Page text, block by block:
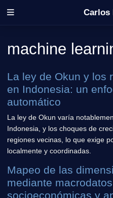
Carlos
machine
La ley de Okun y los
en Indonesia: un
automático
La ley de Okun varía
Indonesia, y los choques de
regiones vecinas, lo que exige
localmente y coordinadas.
Mapeo de las
mediante
socioeconómicas y